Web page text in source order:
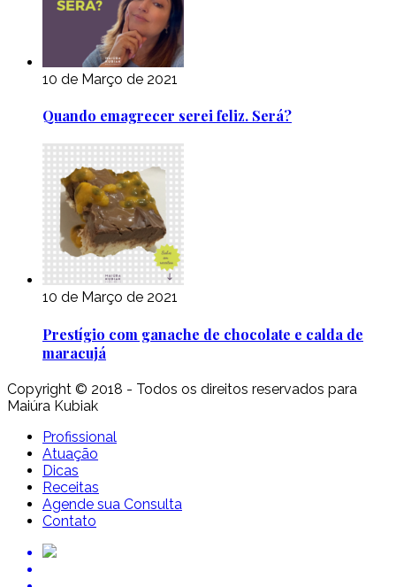
10 de Março de 2021
Quando emagrecer serei feliz. Será?
10 de Março de 2021
Prestígio com ganache de chocolate e calda de
maracujá
Copyright © 2018 - Todos os direitos reservados para
Maiúra Kubiak
Profissional
Atuação
Dicas
Receitas
Agende sua Consulta
Contato